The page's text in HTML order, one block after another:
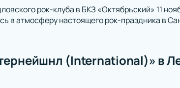
рок-клуба в БКЗ «Октябрьский» 11
в атмосферу настоящего рок-праздника в
(International)» в